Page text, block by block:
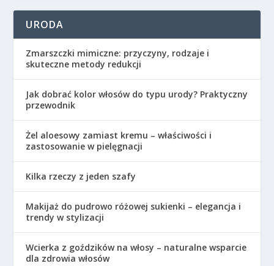
URODA
Zmarszczki mimiczne: przyczyny, rodzaje i
skuteczne metody redukcji
Jak dobrać kolor włosów do typu urody? Praktyczny
przewodnik
Żel aloesowy zamiast kremu – właściwości i
zastosowanie w pielęgnacji
Kilka rzeczy z jeden szafy
Makijaż do pudrowo różowej sukienki – elegancja i
trendy w stylizacji
Wcierka z goździków na włosy – naturalne wsparcie
dla zdrowia włosów